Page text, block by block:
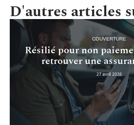
D'autres articles
COUVERTURE
Résilié pour non
retrouver une
27 avril 2026